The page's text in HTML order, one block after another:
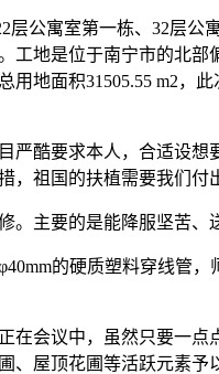
寓室第一栋、32层公
工地是位于南宁市的北
用地面积31505.55 m2
酷要求本人，合适设想
，祖国的扶植需要我们付
主要的是能降服坚苦、
的硬质塑料穿线管，
议中，虽然只要一点
、屋顶花圃等活跃元素